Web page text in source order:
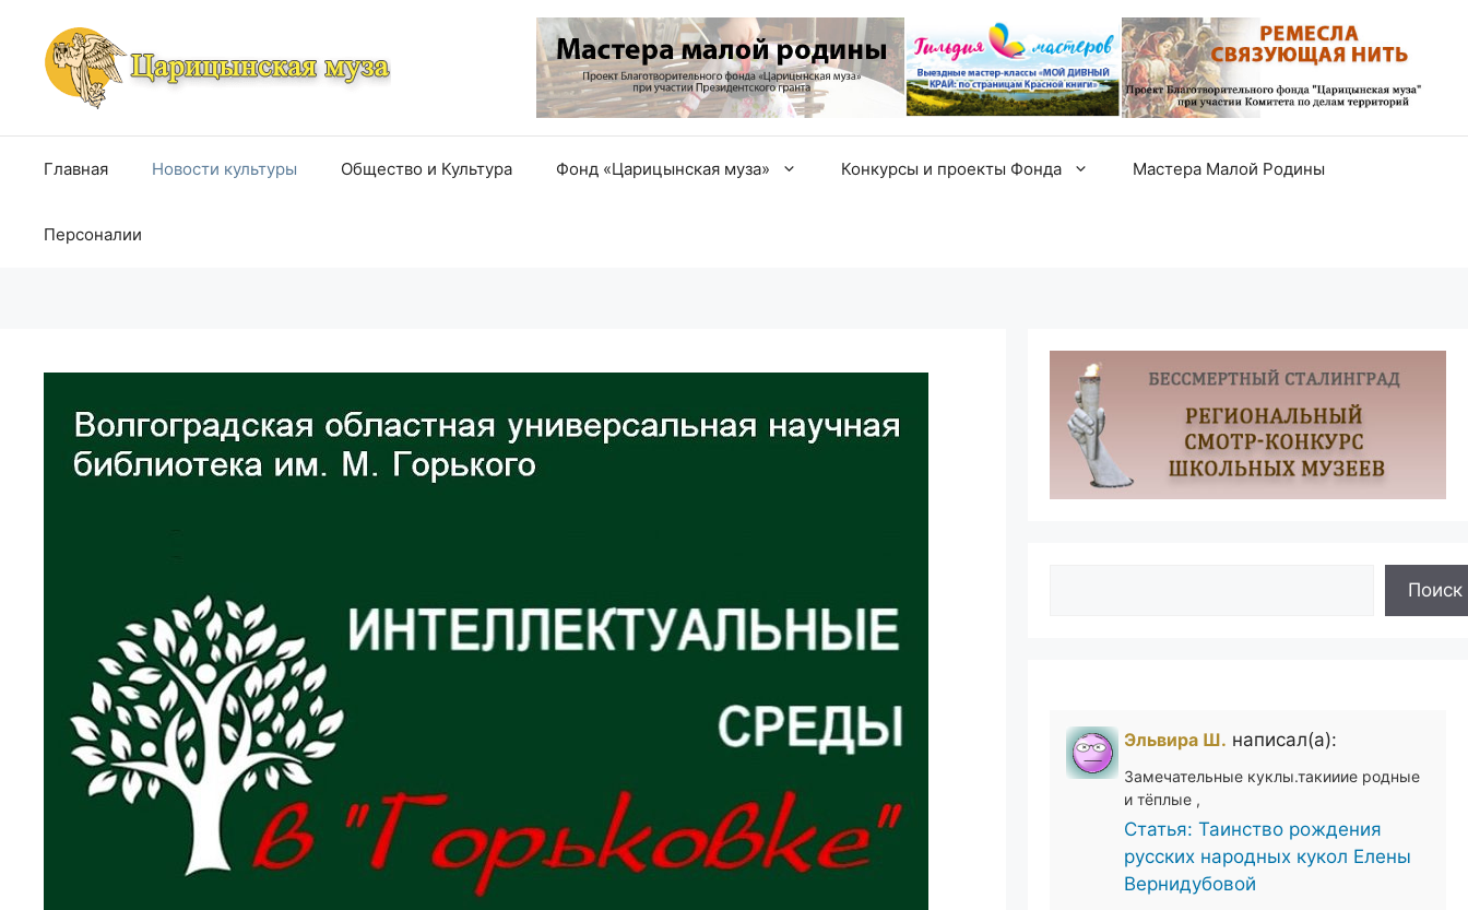
содержимому
Главная Новости культуры Общество и Культура Фонд «Царицынская муза» Конкурсы и проекты Фонда Мастера Малой Родины
Персоналии
Поиск
Эльвира Ш. написал(а):
Замечательные куклы.такииие родные
и тёплые ,
Статья: Таинство рождения
русских народных кукол Елены
Вернидубовой